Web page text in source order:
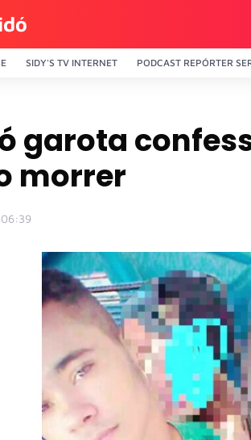
SIDY'S TV INTERNET PODCAST REPÓRTER
garota
morrer
06:39